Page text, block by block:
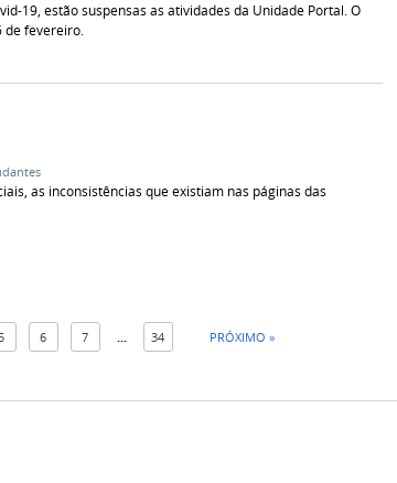
19, estão suspensas as atividades da Unidade Portal. O
de fevereiro.
as inconsistências que existiam nas páginas das
5 6 7 34 PRÓXIMO »